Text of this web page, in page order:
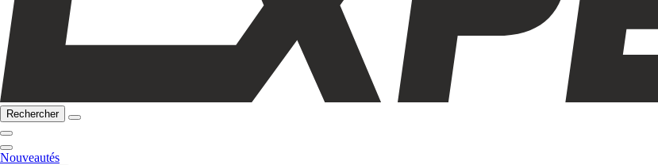
Rechercher
Nouveautés